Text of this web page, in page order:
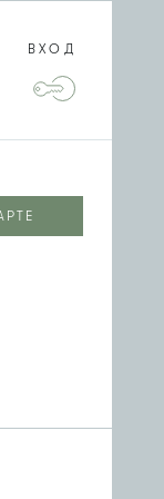
ВХОД